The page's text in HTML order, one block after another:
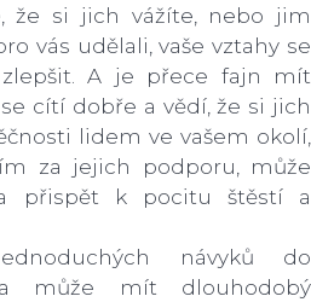
že si jich vážíte, nebo jim
vás udělali, vaše vztahy se
A je přece fajn mít
cítí dobře a vědí, že si jich
lidem ve vašem okolí,
za jejich podporu, může
přispět k pocitu štěstí a
návyků do
může mít dlouhodobý